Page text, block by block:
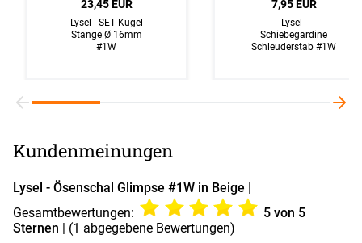
23,45 EUR
Lysel - SET Kugel
Stange Ø 16mm
#1W
7,95 EUR
Lysel -
Schiebegardine
Schleuderstab #1W
Kundenmeinungen
Lysel - Ösenschal Glimpse #1W in Beige |
Gesamtbewertungen:
5von 5
Sternen | (1 abgegebene Bewertungen)